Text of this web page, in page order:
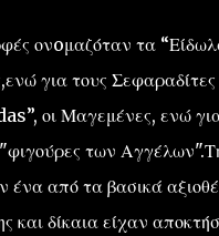
ονoμαζόταν τα
για τους Σεφαραδίτες
οι Μαγεμένες, ενώ
των
ένα από τα βασικά
και δίκαια είχαν